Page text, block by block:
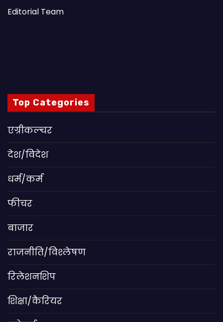
Editorial Team
Top Categories
एग्रीकल्चर
देश/विदेश
धर्म/कर्म
फीचर
बाजार
राजनीति/विश्लेषण
रिलेशनशिप
शिक्षा/कैरियर